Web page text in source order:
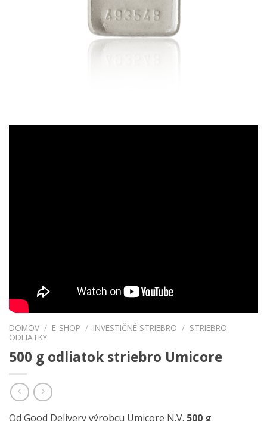
DOMOV / E-SHOP / INVESTIČNÉ STRIEBRO / STRIEBRO
ODLIATKY
500 g odliatok striebro Umicore
Od Good Delivery výrobcu Umicore N.V. 500 g